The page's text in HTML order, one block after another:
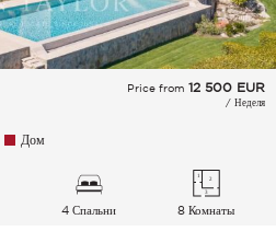
Price from 12 500 EUR
/ Неделя
Дом
4 Спальни 8 Комнаты